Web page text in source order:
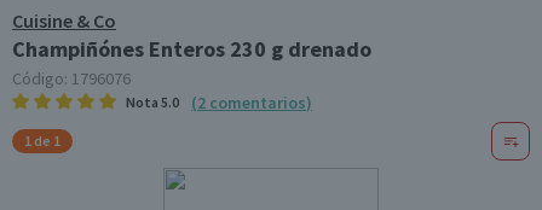
Cuisine & Co
Champiñónes Enteros 230 g drenado
Código: 1796076
Nota 5.0 (2 comentarios)
1 de 1